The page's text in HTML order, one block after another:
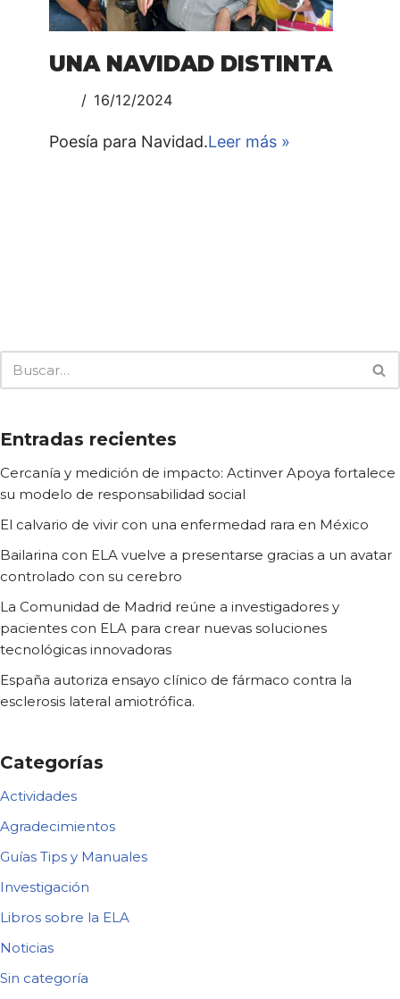
UNA NAVIDAD DISTINTA
16/12/2024
Poesía para Navidad.Leer más »
Entradas recientes
Cercanía y medición de impacto: Actinver Apoya fortalece
su modelo de responsabilidad social
El calvario de vivir con una enfermedad rara en México
Bailarina con ELA vuelve a presentarse gracias a un avatar
controlado con su cerebro
La Comunidad de Madrid reúne a investigadores y
pacientes con ELA para crear nuevas soluciones
tecnológicas innovadoras
España autoriza ensayo clínico de fármaco contra la
esclerosis lateral amiotrófica.
Categorías
Actividades
Agradecimientos
Guías Tips y Manuales
Investigación
Libros sobre la ELA
Noticias
Sin categoría